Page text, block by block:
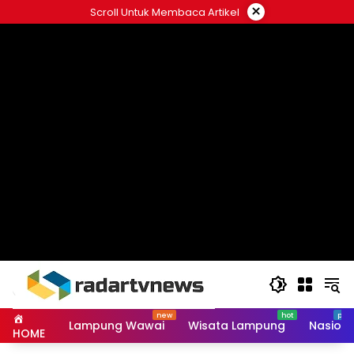
to
Scroll Untuk Membaca Artikel ×
HOME Lampung Wawai Wisata Lampung